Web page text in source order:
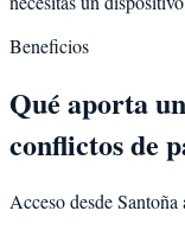
Beneficios
Qué aporta
conflictos de
Acceso desde